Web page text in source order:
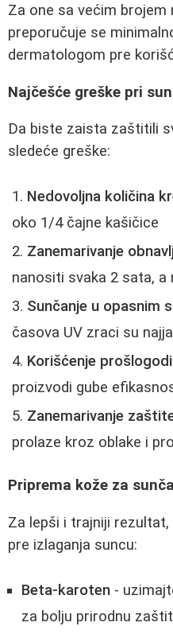
Za one sa većim brojem
preporučuje se
dermatologom pre
Najčešće greške pri
Da biste zaista zaštitili
sledeće greške:
Nedovoljna količina
oko 1/4 čajne kašičice
Zanemarivanje
nanositi svaka 2 sata, a
Sunčanje u opasnim
časova UV zraci su
Korišćenje
proizvodi gube
Zanemarivanje
prolaze kroz oblake i
Priprema kože za
Za lepši i trajniji
pre izlaganja suncu:
Beta-karoten -
za bolju prirodnu